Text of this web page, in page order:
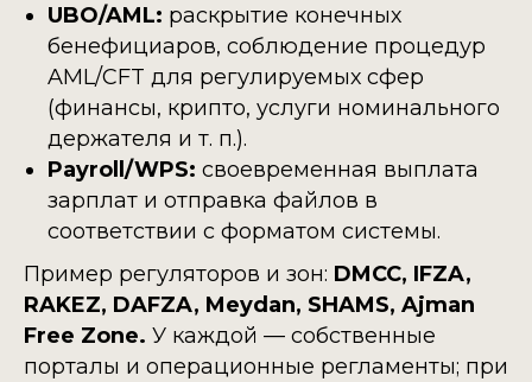
UBO/AML: раскрытие конечных
бенефициаров, соблюдение процедур
AML/CFT для регулируемых сфер
(финансы, крипто, услуги номинального
держателя и т. п.).
Payroll/WPS: своевременная выплата
зарплат и отправка файлов в
соответствии с форматом системы.
Пример регуляторов и зон: DMCC, IFZA,
RAKEZ, DAFZA, Meydan, SHAMS, Ajman
Free Zone. У каждой — собственные
порталы и операционные регламенты; при